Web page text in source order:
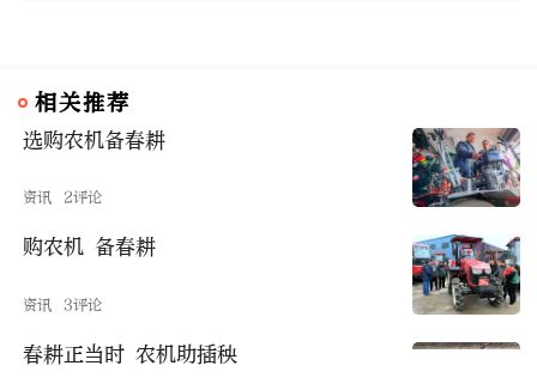
相关推荐
选购农机备春耕
资讯 2评论
购农机 备春耕
资讯 3评论
春耕正当时 农机助插秧